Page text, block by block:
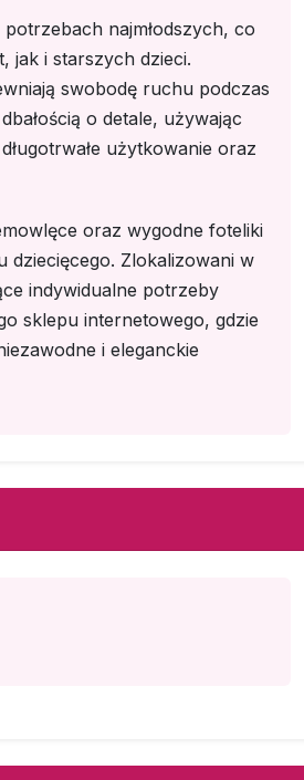
najmłodszych, co
jak i starszych dzieci.
swobodę ruchu podczas
o detale, używając
użytkowanie oraz
oraz wygodne foteliki
dziecięcego. Zlokalizowani w
indywidualne potrzeby
sklepu internetowego, gdzie
i eleganckie